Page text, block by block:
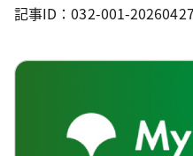
記事ID：032-001-